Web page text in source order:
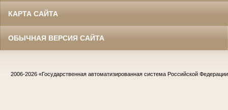
КАРТА САЙТА
ОБЫЧНАЯ ВЕРСИЯ САЙТА
2006-2026 «Государственная автоматизированная система Российской